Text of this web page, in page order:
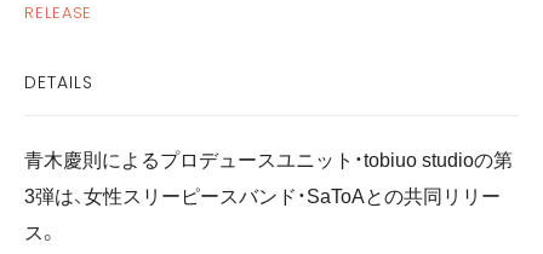
RELEASE
DETAILS
青木慶則によるプロデュースユニット・tobiuo studioの第
3弾は、女性スリーピースバンド・SaToAとの共同リリー
ス。